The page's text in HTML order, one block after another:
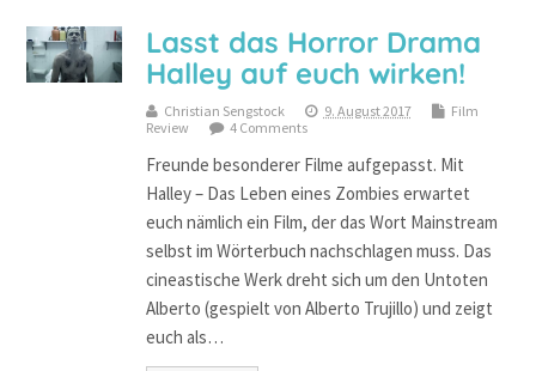
Lasst das Horror Drama
Halley auf euch wirken!
Christian Sengstock 9. August 2017
Film
Review
4 Comments
Freunde besonderer Filme aufgepasst. Mit
Halley – Das Leben eines Zombies erwartet
euch nämlich ein Film, der das Wort Mainstream
selbst im Wörterbuch nachschlagen muss. Das
cineastische Werk dreht sich um den Untoten
Alberto (gespielt von Alberto Trujillo) und zeigt
euch als…